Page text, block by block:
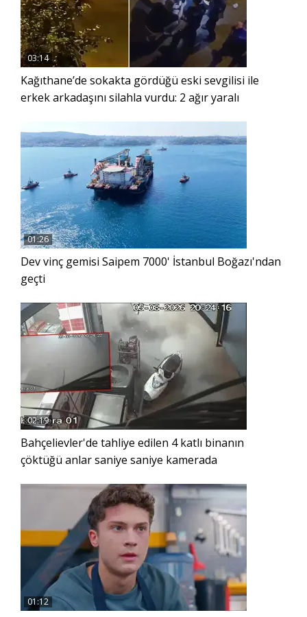
03:14
Kağıthane’de sokakta gördüğü eski sevgilisi ile
erkek arkadaşını silahla vurdu: 2 ağır yaralı
01:26
Dev vinç gemisi Saipem 7000' İstanbul Boğazı'ndan
geçti
02:19
Bahçelievler'de tahliye edilen 4 katlı binanın
çöktüğü anlar saniye saniye kamerada
01:12